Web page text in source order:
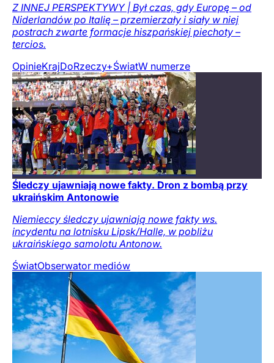
Z INNEJ PERSPEKTYWY | Był czas, gdy Europę – od
Niderlandów po Italię – przemierzały i siały w niej
postrach zwarte formacje hiszpańskiej piechoty –
tercios.
OpinieKrajDoRzeczy+ŚwiatW numerze
Śledczy ujawniają nowe fakty. Dron z bombą przy
ukraińskim Antonowie
Niemieccy śledczy ujawniają nowe fakty ws.
incydentu na lotnisku Lipsk/Halle, w pobliżu
ukraińskiego samolotu Antonow.
ŚwiatObserwator mediów